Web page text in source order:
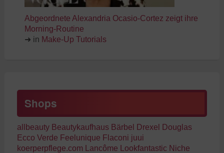
Abgeordnete Alexandria Ocasio-Cortez zeigt ihre
Morning-Routine
➜ in Make-Up Tutorials
Shops
allbeauty Beautykaufhaus Bärbel Drexel
Douglas
Ecco Verde Feelunique Flaconi juui
koerperpflege.com
Lancôme Lookfantastic Niche